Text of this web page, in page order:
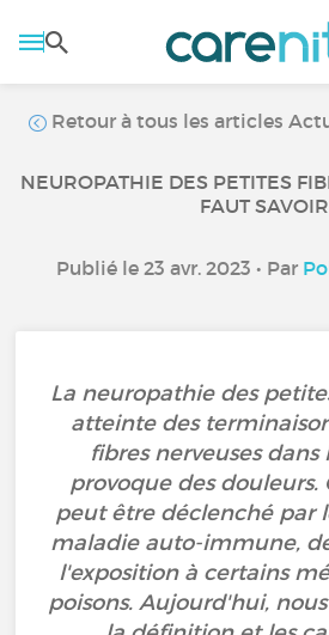
Retour à tous les articles
NEUROPATHIE DES PETITES
FAUT
Publié le 23 avr. 2023 • Par
La neuropathie des
atteinte des
fibres nerveuses dans
provoque des douleurs.
peut être déclenché par
maladie auto-immune,
l'exposition à certains
poisons. Aujourd'hui,